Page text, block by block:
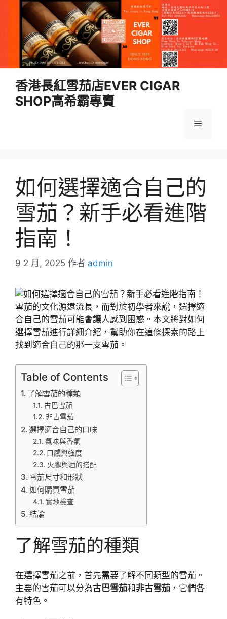
香港長紅雪茄店EVER CIGAR
SHOP高希霸專賣
選
如何選擇適合自己的
雪茄？新手必看進階
指南！
9 2 月, 2025 作者 admin
雪茄的文化源遠流長，而對於初學者來說，選擇適
合自己的雪茄可能會讓人感到困惑。本文將對如何
選擇雪茄進行詳細介紹，幫助你在這條探索的路上
找到適合自己的那一支雪茄。
Table of Contents
了解雪茄的種類
古巴雪茄
非古雪茄
選擇適合自己的口味
氣味與香氣
口感與強度
火腿與酒的搭配
雪茄尺寸和形狀
如何購買雪茄
實地檢查
結論
了解雪茄的種類
在選擇雪茄之前，首先需要了解不同類型的雪茄。
主要的雪茄可以分為古巴雪茄和非古雪茄 ，它們各
有特色。